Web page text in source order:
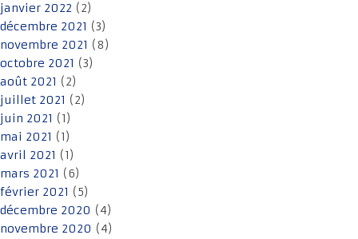
janvier 2022 (2)
décembre 2021 (3)
novembre 2021 (8)
octobre 2021 (3)
août 2021 (2)
juillet 2021 (2)
juin 2021 (1)
mai 2021 (1)
avril 2021 (1)
mars 2021 (6)
février 2021 (5)
décembre 2020 (4)
novembre 2020 (4)